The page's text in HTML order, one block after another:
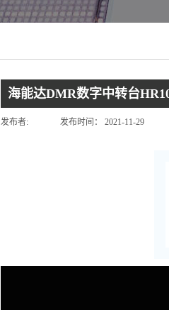
海能达DMR数字中转台
发布者: 发布时间： 2021-11-29